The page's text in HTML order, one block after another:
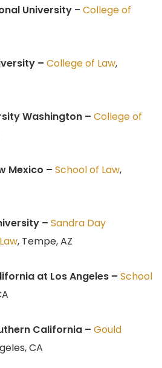
University – College of
– College of Law,
Washington – College of
Mexico – School of Law,
– Sandra Day
, Tempe, AZ
at Los Angeles – School
California – Gould
CA